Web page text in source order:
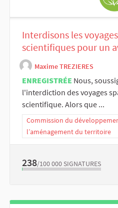
Interdisons les
scientifiques pour un
Maxime TREZIERES
ENREGISTRÉE Nous,
l'interdiction des voyages
scientifique. Alors que ...
Commission du
l’aménagement du territoire
238/100 000 SIGNATURES